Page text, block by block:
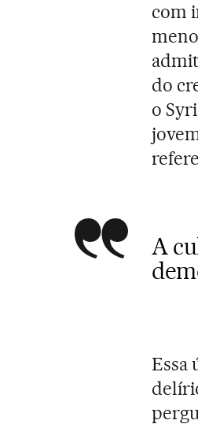
com
do
o
A
Essa